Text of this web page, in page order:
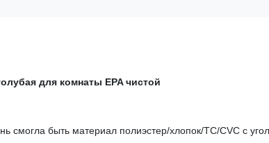
для комнаты EPA чистой
смогла быть материал полиэстер/хлопок/TC/CVC с